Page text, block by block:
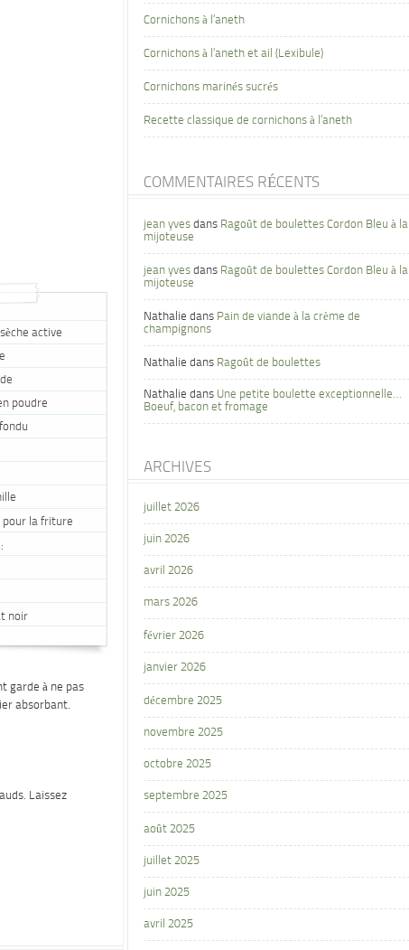
active
poudre
pour la friture
noir
garde à ne pas
absorbant.
Laissez
Cornichons à l’aneth
Cornichons à l’aneth et ail (Lexibule)
Cornichons marinés sucrés
Recette classique de cornichons à l’aneth
COMMENTAIRES RÉCENTS
jean yves dans Ragoût de boulettes Cordon Bleu à la
mijoteuse
jean yves dans Ragoût de boulettes Cordon Bleu à la
mijoteuse
Nathalie dans Pain de viande à la crème de
champignons
Nathalie dans Ragoût de boulettes
Nathalie dans Une petite boulette exceptionnelle…
Boeuf, bacon et fromage
ARCHIVES
juillet 2026
juin 2026
avril 2026
mars 2026
février 2026
janvier 2026
décembre 2025
novembre 2025
octobre 2025
septembre 2025
août 2025
juillet 2025
juin 2025
avril 2025